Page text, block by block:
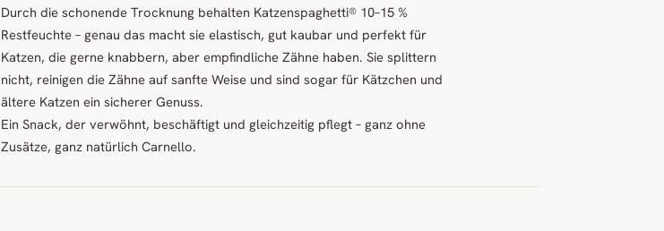
Durch die schonende Trocknung behalten Katzenspaghetti® 10–15 %
Restfeuchte – genau das macht sie elastisch, gut kaubar und perfekt für
Katzen, die gerne knabbern, aber empfindliche Zähne haben. Sie splittern
nicht, reinigen die Zähne auf sanfte Weise und sind sogar für Kätzchen und
ältere Katzen ein sicherer Genuss.
Ein Snack, der verwöhnt, beschäftigt und gleichzeitig pflegt – ganz ohne
Zusätze, ganz natürlich Carnello.